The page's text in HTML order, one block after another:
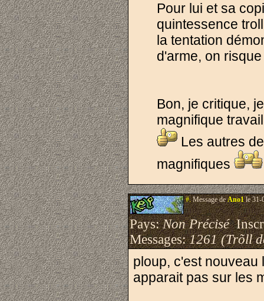
Pour lui et sa
quintessence
la tentation
d'arme, on
Bon, je critique,
magnifique
Les autres
magnifiques
#.Message deAno1le 31-
Pays:Non Précisé
Messages:1261 (Trõll
ploup, c'est nouveau
apparait pas sur les